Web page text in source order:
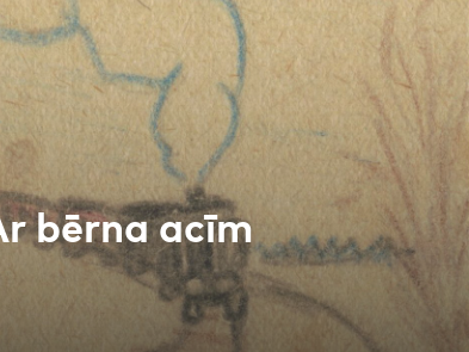
bērna acīm